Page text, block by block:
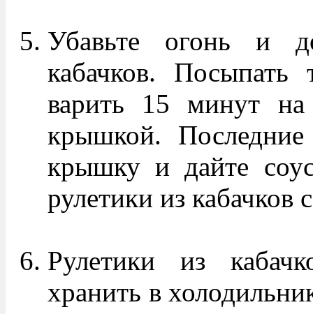
Убавьте огонь и
кабачков.
варить 15 минут
крышкой.
крышку и дайте
рулетики из кабачков
Рулетики из
хранить в